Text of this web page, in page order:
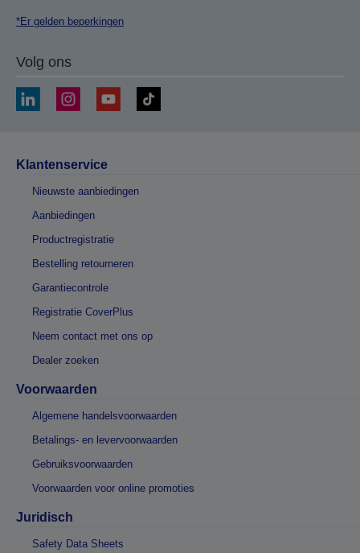
*Er gelden beperkingen
Volg ons
Klantenservice
Nieuwste aanbiedingen
Aanbiedingen
Productregistratie
Bestelling retourneren
Garantiecontrole
Registratie CoverPlus
Neem contact met ons op
Dealer zoeken
Voorwaarden
Algemene handelsvoorwaarden
Betalings- en levervoorwaarden
Gebruiksvoorwaarden
Voorwaarden voor online promoties
Juridisch
Safety Data Sheets